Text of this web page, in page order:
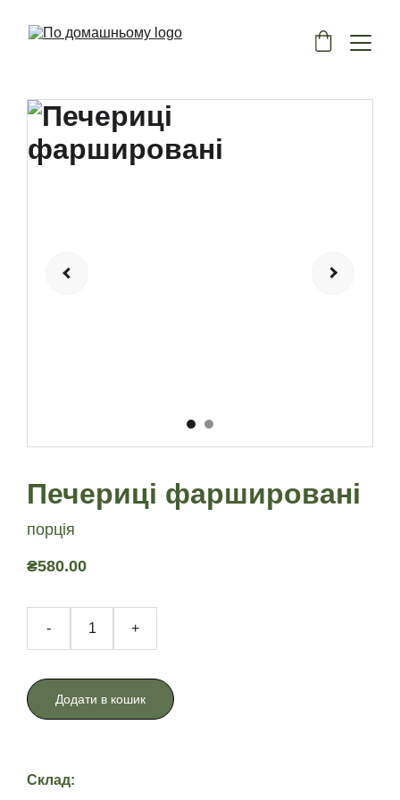
Печериці фаршировані
порція
₴580.00
- +
Додати в кошик
Склад: